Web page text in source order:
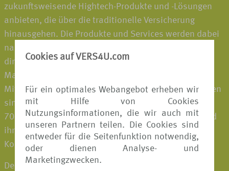
Cookies auf VERS4U.com
Für ein optimales Webangebot erheben wir
mit Hilfe von Cookies
Nutzungsinformationen, die wir auch mit
unseren Partnern teilen. Die Cookies sind
entweder für die Seitenfunktion notwendig,
oder dienen Analyse- und
Marketingzwecken.
zukunftsweisende Hightech-Produkte und -Lösungen
anbieten, die über die traditionelle Versicherung
hinausgehen. Die Produkte und Services werden dabei
nahtlos in das Geschäft der Partner eingebettet oder
direkt an die Kund:innen verkauft und sind unter der
Marke Allianz erhältlich. Rund 21.900
Mitarbeiter:innen, die in mehr als 75 Ländern vertreten
sind, bearbeiten jährlich etwa 72,5 Millionen Fälle in
70 Sprachen. Damit bieten sie Geschäftspartnern und
ihren Kund:innen auf der ganzen Welt Sicherheit und
Komfort – nur einen Klick entfernt.
Der Allianz Reiseschutz wird in Deutschland von der